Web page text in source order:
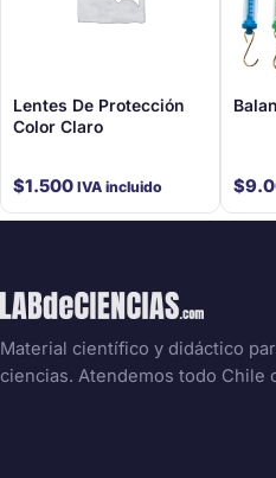
Lentes De Protección
Color Claro
$1.500 IVA incluido $
Material científico y didáctico
ciencias. Atendemos todo Chile